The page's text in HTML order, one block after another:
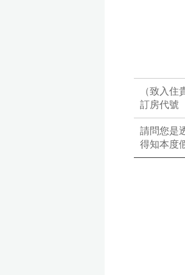
（致入住
訂房代號
請問您是
得知本度